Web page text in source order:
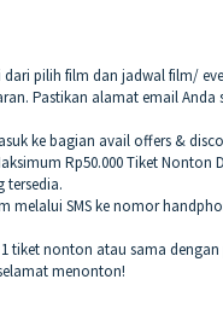
pilih film dan jadwal film/
Pastikan alamat email
ke bagian avail offers &
Rp50.000 Tiket
tersedia.
melalui SMS ke nomor
tiket nonton atau sama
menonton!